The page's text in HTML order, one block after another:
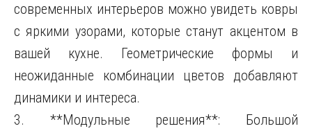
современных интерьеров можно увидеть ковры
с яркими узорами, которые станут акцентом в
вашей кухне. Геометрические формы и
неожиданные комбинации цветов добавляют
динамики и интереса.
3. **Модульные решения**: Большой